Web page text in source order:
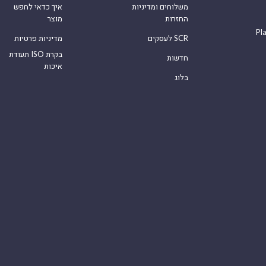
משלוחים ומדיניות
החזרות
לעסקים SCR
חדשות
בלוג
איך כדאי לחפש
מוצר
מדיניות פרטיות
תעודת ISO בקרת
איכות